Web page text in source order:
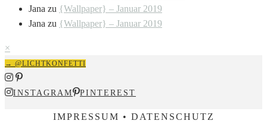
Jana zu {Wallpaper} – Januar 2019
Jana zu {Wallpaper} – Januar 2019
×
→ @LICHTKONFETTI
INSTAGRAM PINTEREST
IMPRESSUM • DATENSCHUTZ